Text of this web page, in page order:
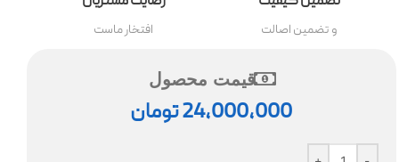
و تضمین اصالت افتخار ماست
قیمت محصول
24,000,000تومان